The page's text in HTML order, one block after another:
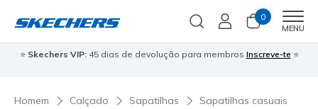
0
MENU
⭐ Skechers VIP:45 dias de devolução para membros Inscreve-te ⭐
Homem Calçado Sapatilhas Sapatilhas casuais